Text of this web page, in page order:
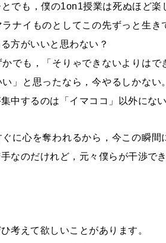
でも，僕の1on1授業は死ぬほど
ナイものとしてこの先ずっと生
方がいいと思わない？
でも，「そりゃできないよりは
い」と思ったなら，今やるしかな
中するのは「イマココ」以外にない
に心を奪われるから，今この瞬
なのだけれど，元々僕らが干渉で
考えて欲しいことがあります。